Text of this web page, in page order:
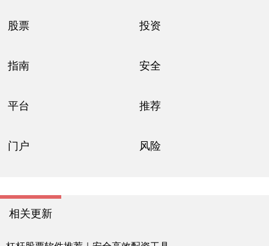
股票 投资
指南 安全
平台 推荐
门户 风险
相关更新